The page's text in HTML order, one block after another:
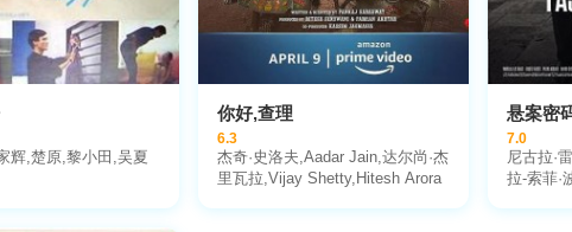
辉,楚原,黎小田,吴夏
你好,查理
6.3
杰奇·史洛夫,Aadar Jain,达尔尚·杰
里瓦拉,Vijay Shetty,Hitesh Arora
悬案密
7.0
尼古拉·
拉-索菲·